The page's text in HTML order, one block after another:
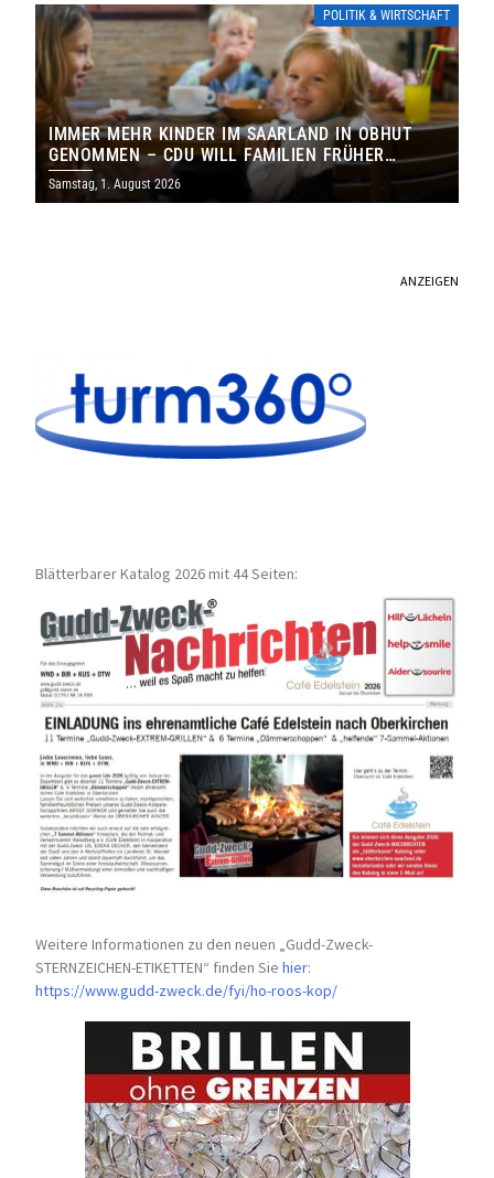
POLITIK & WIRTSCHAFT
IMMER MEHR KINDER IM SAARLAND IN OBHUT
GENOMMEN – CDU WILL FAMILIEN FRÜHER
ERREICHEN
Samstag, 1. August 2026
ANZEIGEN
Blätterbarer Katalog 2026 mit 44 Seiten:
Weitere Informationen zu den neuen „Gudd-Zweck-
STERNZEICHEN-ETIKETTEN“ finden Siehier:
https://www.gudd-zweck.de/fyi/ho-roos-kop/